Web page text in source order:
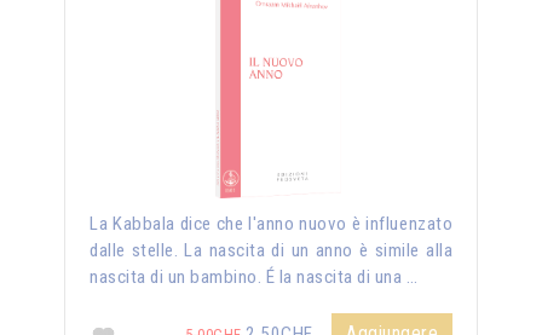
La Kabbala dice che l'anno nuovo è influenzato
dalle stelle. La nascita di un anno è simile alla
nascita di un bambino. É la nascita di una …